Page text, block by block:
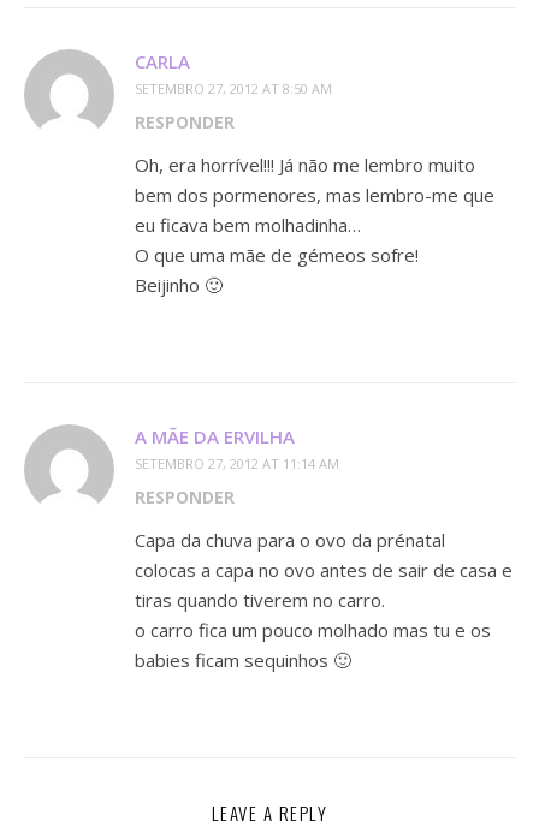
CARLA
SETEMBRO 27, 2012 AT 8:50 AM
RESPONDER
Oh, era horrível!!! Já não me lembro muito
bem dos pormenores, mas lembro-me que
eu ficava bem molhadinha…
O que uma mãe de gémeos sofre!
Beijinho 🙂
A MÃE DA ERVILHA
SETEMBRO 27, 2012 AT 11:14 AM
RESPONDER
Capa da chuva para o ovo da prénatal
colocas a capa no ovo antes de sair de casa e
tiras quando tiverem no carro.
o carro fica um pouco molhado mas tu e os
babies ficam sequinhos 🙂
LEAVE A REPLY